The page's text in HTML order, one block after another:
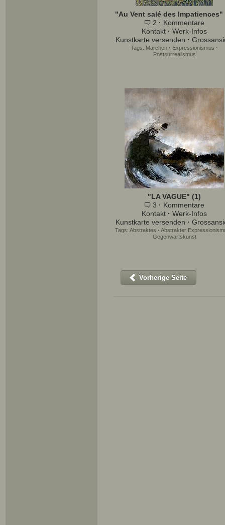
"Au Vent salé des Impatiences"
2 · Kommentare
Kontakt · Werk-Infos
Kunstkarte versenden ·
Tags: Märchen · Expressionismus ·
Postsurrealismus
"LA VAGUE" (1)
3 · Kommentare
Kontakt · Werk-Infos
Kunstkarte versenden ·
Tags:Abstraktes · Abstrakter
Gegenwartskunst
Vorherige Seite